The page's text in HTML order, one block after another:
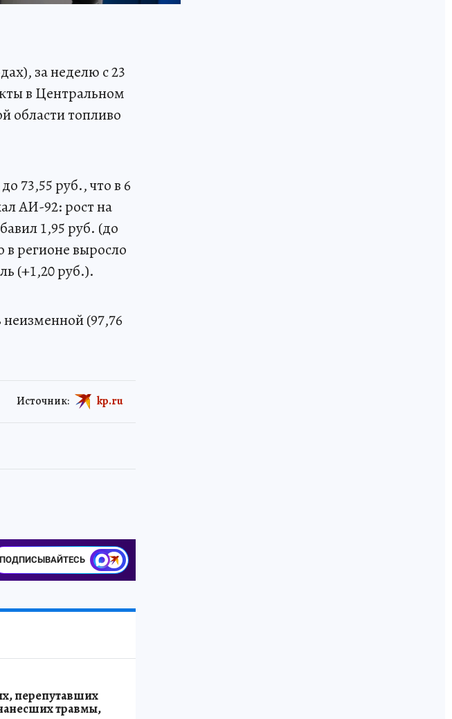
за неделю с 23
в Центральном
области топливо
73,55 руб., что в 6
АИ-92: рост на
1,95 руб. (до
в регионе выросло
(+1,20 руб.).
(97,76
Источник: kp.ru
ПОДПИСЫВАЙТЕСЬ
перепутавших
травмы,